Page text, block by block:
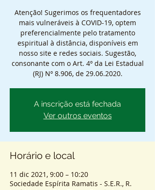
Atenção! Sugerimos os frequentadores
mais vulneráveis à COVID-19, optem
preferencialmente pelo tratamento
espiritual à distância, disponíveis em
nosso site e redes sociais. Sugestão,
consonante com o Art. 4º da Lei Estadual
(RJ) Nº 8.906, de 29.06.2020.
A inscrição está fechada
Ver outros eventos
Horário e local
11 dic 2021, 9:00 – 10:20
Sociedade Espírita Ramatis - S.E.R., R.